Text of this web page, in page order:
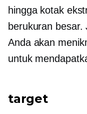
hingga kotak
berukuran besar.
Anda akan
untuk
target